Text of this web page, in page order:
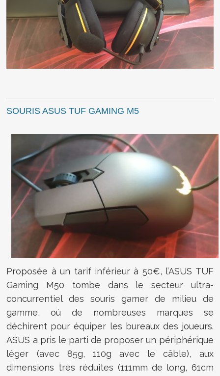
SOURIS ASUS TUF GAMING M5
Proposée à un tarif inférieur à 50€, l’ASUS TUF
Gaming M50 tombe dans le secteur ultra-
concurrentiel des souris gamer de milieu de
gamme, où de nombreuses marques se
déchirent pour équiper les bureaux des joueurs.
ASUS a pris le parti de proposer un périphérique
léger (avec 85g, 110g avec le câble), aux
dimensions très réduites (111mm de long, 61cm